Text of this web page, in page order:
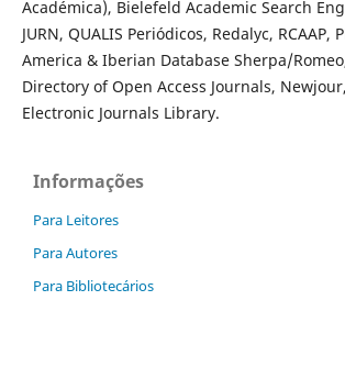
Académica), Bielefeld Academic Search
JURN, QUALIS Periódicos, Redalyc, RCAAP,
America & Iberian Database Sherpa/
Directory of Open Access Journals, Newjour,
Electronic Journals Library.
Informações
Para Leitores
Para Autores
Para Bibliotecários